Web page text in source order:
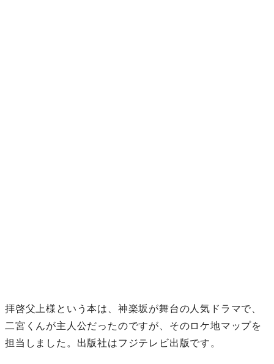
拝啓父上様という本は、神楽坂が舞台の人気ドラマで、
二宮くんが主人公だったのですが、そのロケ地マップを
担当しました。出版社はフジテレビ出版です。